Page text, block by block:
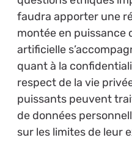
faudra apporter une
montée en puissance
artificielle
quant à la
respect de la vie
puissants peuvent
de données
sur les limites de leur